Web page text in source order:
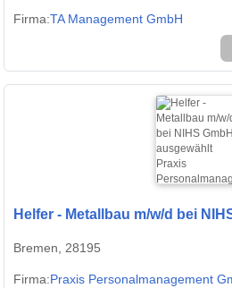
Firma:TA Management GmbH
Helfer - Metallbau m/w/d bei
Bremen, 28195
Firma:Praxis Personalmanagement